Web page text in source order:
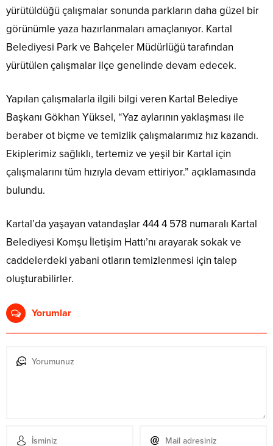
yürütüldüğü çalışmalar sonunda parkların daha güzel bir
görünümle yaza hazırlanmaları amaçlanıyor. Kartal
Belediyesi Park ve Bahçeler Müdürlüğü tarafından
yürütülen çalışmalar ilçe genelinde devam edecek.
Yapılan çalışmalarla ilgili bilgi veren Kartal Belediye
Başkanı Gökhan Yüksel, “Yaz aylarının yaklaşması ile
beraber ot biçme ve temizlik çalışmalarımız hız kazandı.
Ekiplerimiz sağlıklı, tertemiz ve yeşil bir Kartal için
çalışmalarını tüm hızıyla devam ettiriyor.” açıklamasında
bulundu.
Kartal’da yaşayan vatandaşlar 444 4 578 numaralı Kartal
Belediyesi Komşu İletişim Hattı’nı arayarak sokak ve
caddelerdeki yabani otların temizlenmesi için talep
oluşturabilirler.
Yorumlar